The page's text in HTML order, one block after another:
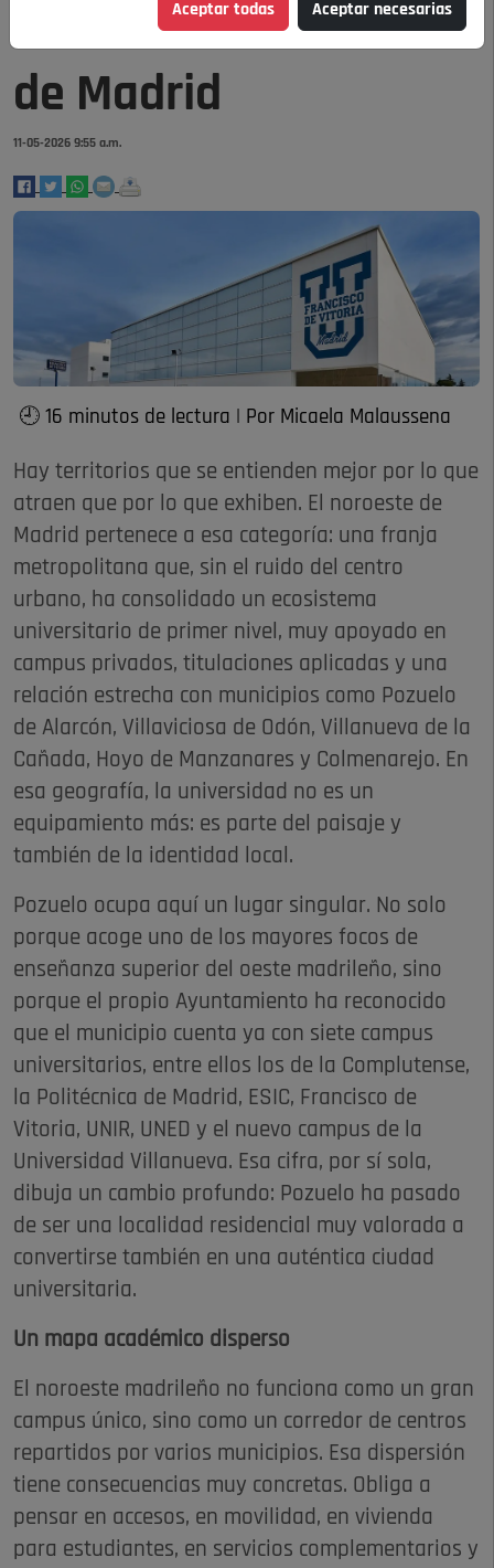
El oeste universitario
de Madrid
11-05-2026 9:55 a.m.
🕘 16 minutos de lectura | Por Micaela Malaussena
Hay territorios que se entienden mejor por lo que
atraen que por lo que exhiben. El noroeste de
Madrid pertenece a esa categoría: una franja
metropolitana que, sin el ruido del centro
urbano, ha consolidado un ecosistema
universitario de primer nivel, muy apoyado en
campus privados, titulaciones aplicadas y una
relación estrecha con municipios como Pozuelo
de Alarcón, Villaviciosa de Odón, Villanueva de la
Cañada, Hoyo de Manzanares y Colmenarejo. En
esa geografía, la universidad no es un
equipamiento más: es parte del paisaje y
también de la identidad local.
Pozuelo ocupa aquí un lugar singular. No solo
porque acoge uno de los mayores focos de
enseñanza superior del oeste madrileño, sino
porque el propio Ayuntamiento ha reconocido
que el municipio cuenta ya con siete campus
universitarios, entre ellos los de la Complutense,
la Politécnica de Madrid, ESIC, Francisco de
Vitoria, UNIR, UNED y el nuevo campus de la
Universidad Villanueva. Esa cifra, por sí sola,
dibuja un cambio profundo: Pozuelo ha pasado
de ser una localidad residencial muy valorada a
convertirse también en una auténtica ciudad
universitaria.
Un mapa académico disperso
El noroeste madrileño no funciona como un gran
campus único, sino como un corredor de centros
repartidos por varios municipios. Esa dispersión
tiene consecuencias muy concretas. Obliga a
pensar en accesos, en movilidad, en vivienda
para estudiantes, en servicios complementarios y
Aceptar todas Aceptar necesarias